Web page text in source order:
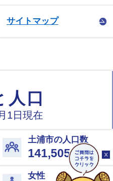
サイトマップ